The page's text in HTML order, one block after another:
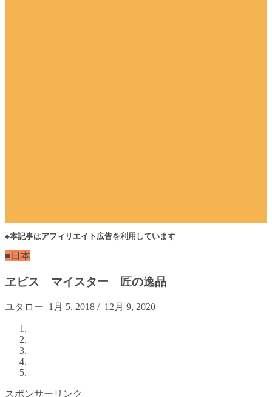
◆本記事はアフィリエイト広告を利用しています
■日本
ヱビス マイスター 匠の逸品
ユタロー 1月 5, 2018 / 12月 9, 2020
スポンサーリンク